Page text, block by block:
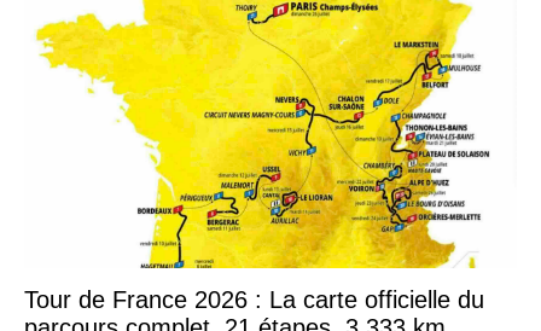
Tour de France 2026 : La carte officielle du